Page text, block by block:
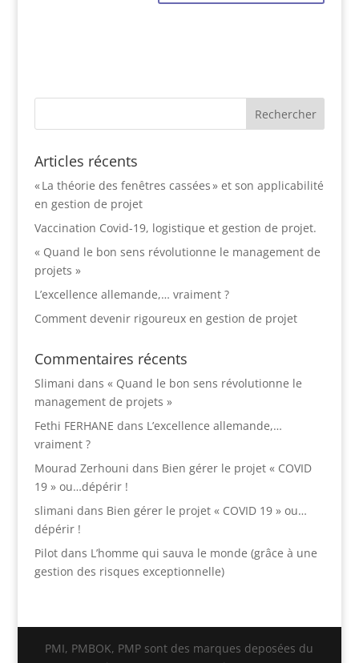
Articles récents
« La théorie des fenêtres cassées » et son applicabilité
en gestion de projet
Vaccination Covid-19, logistique et gestion de projet.
« Quand le bon sens révolutionne le management de
projets »
L’excellence allemande,… vraiment ?
Comment devenir rigoureux en gestion de projet
Commentaires récents
Slimani dans « Quand le bon sens révolutionne le
management de projets »
Fethi FERHANE dans L’excellence allemande,…
vraiment ?
Mourad Zerhouni dans Bien gérer le projet « COVID
19 » ou…dépérir !
slimani dans Bien gérer le projet « COVID 19 » ou…
dépérir !
Pilotdans L’homme qui sauva le monde (grâce à une
gestion des risques exceptionnelle)
PMI, PMBOK, PMP sont des marques deposées du